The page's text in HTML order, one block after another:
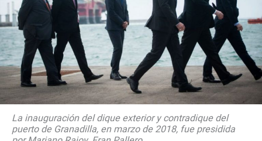
La inauguración del dique exterior y contradique del
puerto de Granadilla, en marzo de 2018, fue presidida